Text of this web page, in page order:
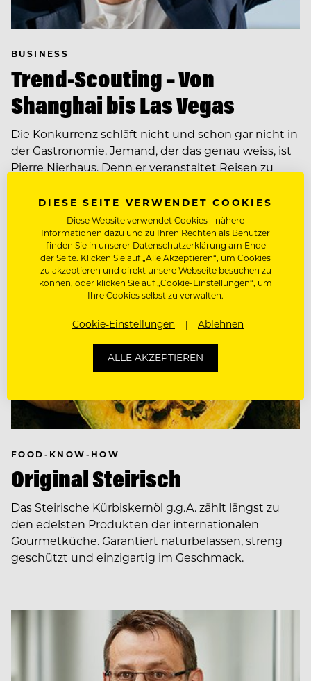
BUSINESS
Trend-Scouting – Von
Shanghai bis Las Vegas
Die Konkurrenz schläft nicht und schon gar nicht in
der Gastronomie. Jemand, der das genau weiss, ist
Pierre Nierhaus. Denn er veranstaltet Reisen zu
FOOD-KNOW-HOW
Original Steirisch
Das Steirische Kürbiskernöl g.g.A. zählt längst zu
den edelsten Produkten der internationalen
Gourmetküche. Garantiert naturbelassen, streng
geschützt und einzigartig im Geschmack.
DIESE SEITE VERWENDET COOKIES
Diese Website verwendet Cookies - nähere
Informationen dazu und zu Ihren Rechten als Benutzer
finden Sie in unserer Datenschutzerklärung am Ende
der Seite. Klicken Sie auf „Alle Akzeptieren“, um Cookies
zu akzeptieren und direkt unsere Webseite besuchen zu
können, oder klicken Sie auf „Cookie-Einstellungen“, um
Ihre Cookies selbst zu verwalten.
Cookie-Einstellungen Ablehnen
ALLE AKZEPTIEREN